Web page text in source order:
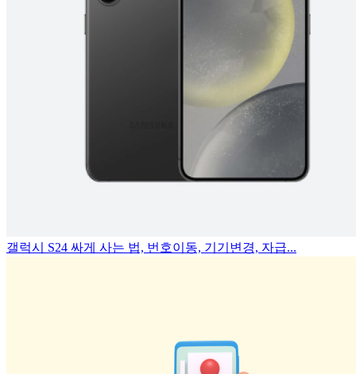
갤럭시 S24 싸게 사는 법, 번호이동, 기기변경, 자급...